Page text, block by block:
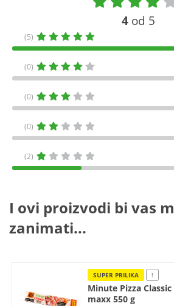
4 od 5
(5)
(0)
(0)
(0)
(2)
I ovi proizvodi bi vas
zanimati...
SUPER PRILIKA !
Minute Pizza
maxx 550 g